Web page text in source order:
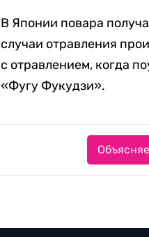
В Японии повара
случаи отравления
с отравлением, когда
«Фугу Фукудзи».